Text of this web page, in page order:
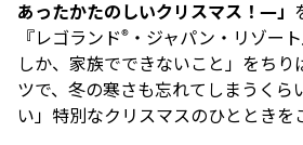
あったかたのしいクリスマス！―」
『レゴランド® ・ジャパン・リゾー
しか、家族でできないこと」をちり
ツで、冬の寒さも忘れてしまうくら
い」特別なクリスマスのひとときを